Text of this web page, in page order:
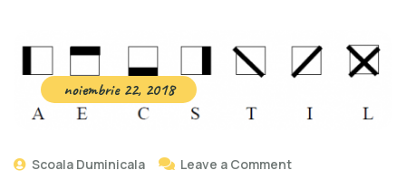
noiembrie 22, 2018
Scoala Duminicala Leave a Comment